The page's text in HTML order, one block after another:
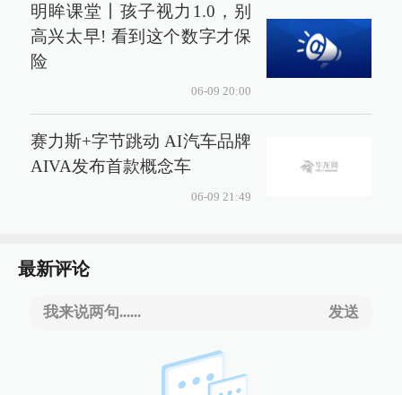
明眸课堂丨孩子视力1.0，别
高兴太早! 看到这个数字才保
险
06-09 20:00
赛力斯+字节跳动 AI汽车品牌
AIVA发布首款概念车
06-09 21:49
最新评论
我来说两句...... 发送